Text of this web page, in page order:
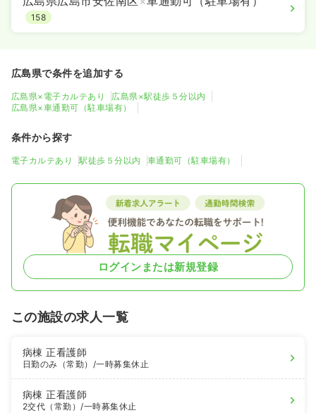
158
広島県で条件を追加する
広島県×電子カルテあり
広島県×駅徒歩５分以内
広島県×車通勤可（駐車場有）
条件から探す
電子カルテあり 駅徒歩５分以内 車通勤可（駐車場有）
ログインまたは新規登録
この施設の求人一覧
病棟正看護師
日勤のみ（常勤） /一時募集休止
病棟正看護師
2交代（常勤）/一時募集休止